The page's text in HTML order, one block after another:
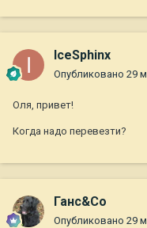
IceSphinx
Опубликовано 29
Оля, привет!
Когда надо перевезти?
Ганс&Co
Опубликовано 29